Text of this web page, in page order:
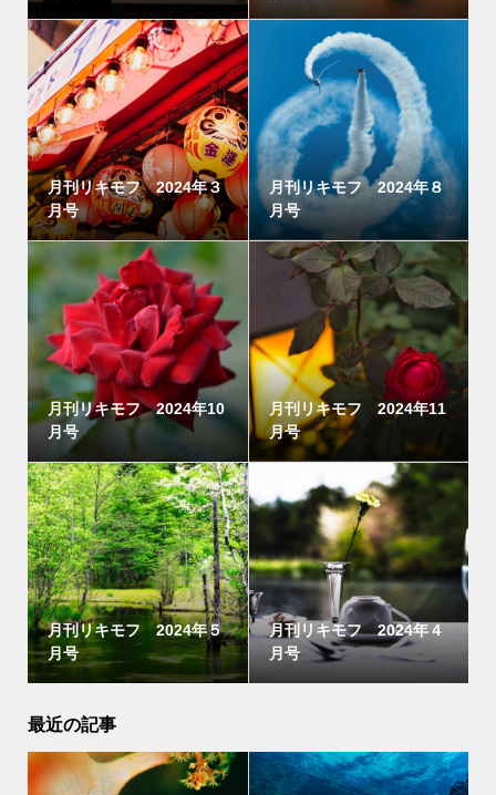
月刊リキモフ 2024年３
月号
月刊リキモフ 2024年８
月号
月刊リキモフ 2024年10
月号
月刊リキモフ 2024年11
月号
月刊リキモフ 2024年５
月号
月刊リキモフ 2024年４
月号
最近の記事